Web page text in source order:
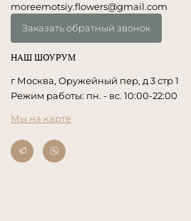
moreemotsiy.flowers@gmail.com
Заказать обратный звонок
НАШ ШОУРУМ
г Москва, Оружейный пер, д 3 стр 1
Режим работы: пн. - вс. 10:00-22:00
Мы на карте